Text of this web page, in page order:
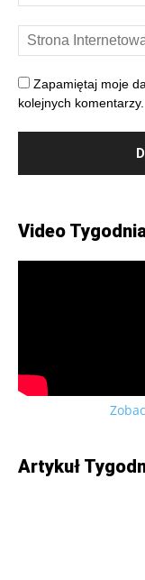
Zapamiętaj moje
kolejnych komentarzy.
Video
Artykuł